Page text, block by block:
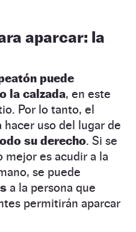
aparcar: la
puede
la calzada, en este
Por lo tanto, el
hacer uso del lugar de
su derecho. Si se
es acudir a la
se puede
a la persona que
permitirán aparcar